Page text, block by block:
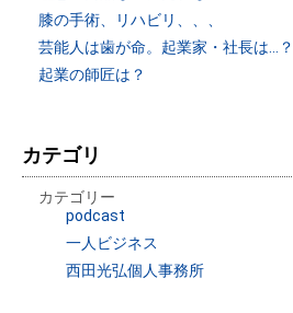
膝の手術、リハビリ、、、
芸能人は歯が命。起業家・社長は…？
起業の師匠は？
カテゴリ
カテゴリー
podcast
一人ビジネス
西田光弘個人事務所